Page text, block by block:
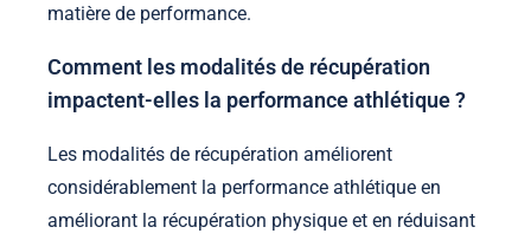
matière de performance.
Comment les modalités de récupération
impactent-elles la performance athlétique ?
Les modalités de récupération améliorent
considérablement la performance athlétique en
améliorant la récupération physique et en réduisant